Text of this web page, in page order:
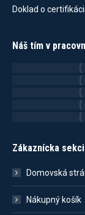
Doklad o
Náš tím v
Zákaznícka
Domovská
Nákupný košík